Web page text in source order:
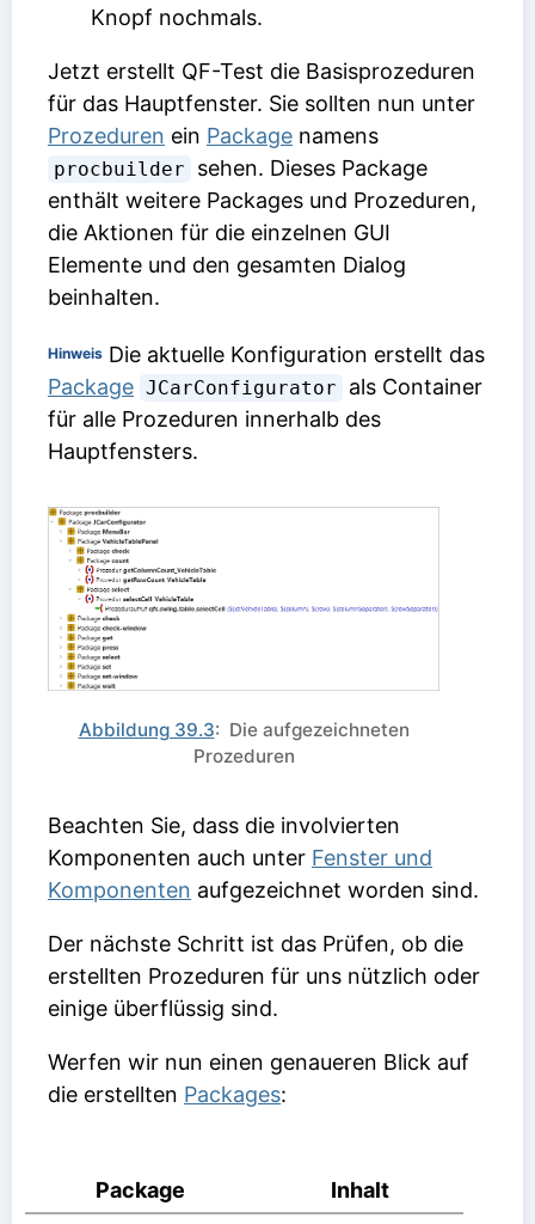
Knopf nochmals.
Jetzt erstellt QF-Test die Basisprozeduren
für das Hauptfenster. Sie sollten nun unter
Prozeduren ein Package namens
procbuilder
sehen. Dieses Package
enthält weitere Packages und Prozeduren,
die Aktionen für die einzelnen GUI
Elemente und den gesamten Dialog
beinhalten.
Hinweis Die aktuelle Konfiguration erstellt das
Package JCarConfigurator
als Container
für alle Prozeduren innerhalb des
Hauptfensters.
Abbildung 39.3: Die aufgezeichneten
Prozeduren
Beachten Sie, dass die involvierten
Komponenten auch unter Fenster und
Komponenten aufgezeichnet worden sind.
Der nächste Schritt ist das Prüfen, ob die
erstellten Prozeduren für uns nützlich oder
einige überflüssig sind.
Werfen wir nun einen genaueren Blick auf
die erstellten Packages:
Package Inhalt